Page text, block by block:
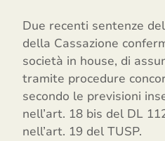
Due recenti sentenze
della Cassazione
società in house, di
tramite procedure
secondo le previsioni
nell’art. 18 bis del DL
nell’art. 19 del TUSP.